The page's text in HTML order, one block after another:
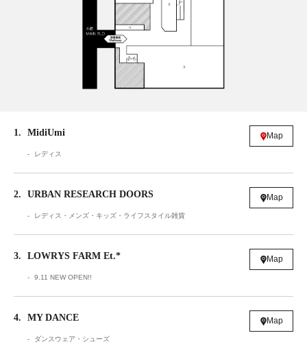
1 MidiUmi
レディス
Map
2 URBAN RESEARCH DOORS
レディス・メンズ・キッズ・ライフスタイル雑貨
Map
3 LOWRYS FARM Et.*
9.11 NEW OPEN!!
Map
4 MY DANCE
ダンスウェア・シューズ
Map